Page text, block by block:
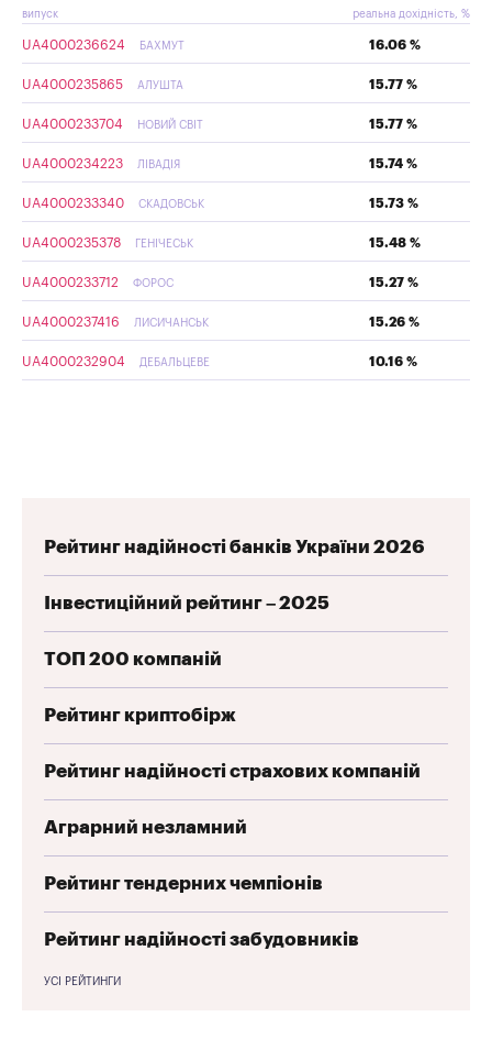
випуск реальна дохідність, %
UA4000236624 БАХМУТ 16.06 %
UA4000235865 АЛУШТА 15.77 %
UA4000233704 НОВИЙ СВІТ 15.77 %
UA4000234223 ЛІВАДІЯ 15.74 %
UA4000233340 СКАДОВСЬК 15.73 %
UA4000235378 ГЕНІЧЕСЬК 15.48 %
UA4000233712 ФОРОС 15.27 %
UA4000237416 ЛИСИЧАНСЬК 15.26 %
UA4000232904 ДЕБАЛЬЦЕВЕ 10.16 %
Рейтинг надійності банків України 2026
Інвестиційний рейтинг – 2025
ТОП 200 компаній
Рейтинг криптобірж
Рейтинг надійності страхових компаній
Аграрний незламний
Рейтинг тендерних чемпіонів
Рейтинг надійності забудовників
УСІ РЕЙТИНГИ